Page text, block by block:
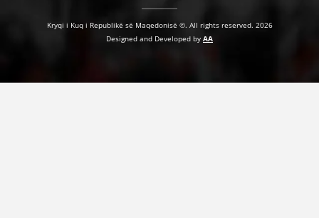
Kryqi i Kuq i Republikë së Maqedonisë ©. All rights reserved. 2026
Designed and Developed by AA